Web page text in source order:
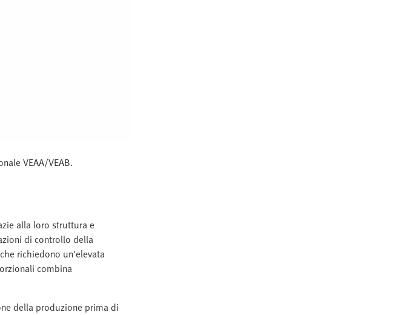
VEAA/VEAB.
alla loro struttura e
di controllo della
richiedono un'elevata
combina
della produzione prima di